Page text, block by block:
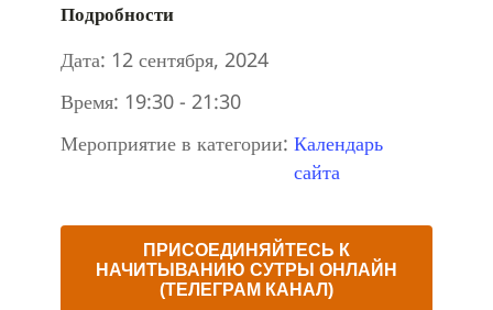
Подробности
Дата: 12 сентября, 2024
Время: 19:30 - 21:30
Мероприятие в категории: Календарь
сайта
ПРИСОЕДИНЯЙТЕСЬ К
НАЧИТЫВАНИЮ СУТРЫ ОНЛАЙН
(ТЕЛЕГРАМ КАНАЛ)